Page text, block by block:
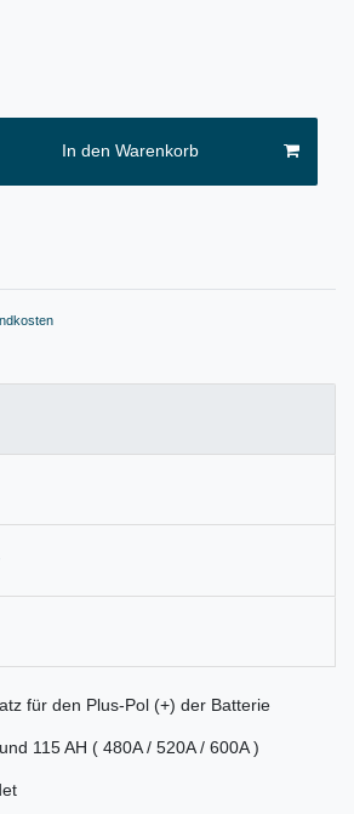
In den Warenkorb
für den Plus-Pol (+) der Batterie
115 AH ( 480A / 520A / 600A )